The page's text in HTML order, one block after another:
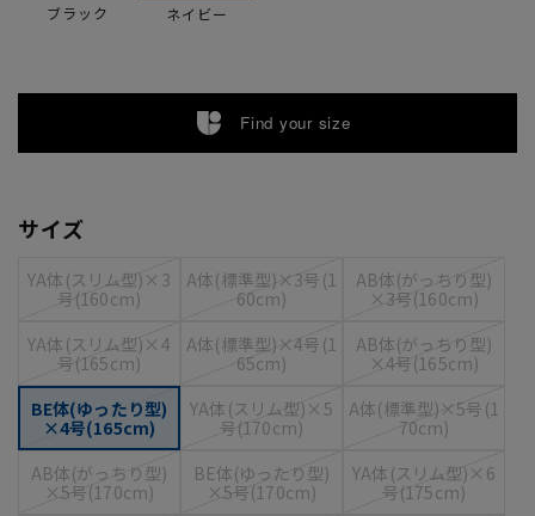
ブラック ネイビー
Find your size
サイズ
YA体(スリム型)×3
号(160cm)
A体(標準型)×3号(1
60cm)
AB体(がっちり型)
×3号(160cm)
YA体(スリム型)×4
号(165cm)
A体(標準型)×4号(1
65cm)
AB体(がっちり型)
×4号(165cm)
BE体(ゆったり型)
×4号(165cm)
YA体(スリム型)×5
号(170cm)
A体(標準型)×5号(1
70cm)
AB体(がっちり型)
×5号(170cm)
BE体(ゆったり型)
×5号(170cm)
YA体(スリム型)×6
号(175cm)